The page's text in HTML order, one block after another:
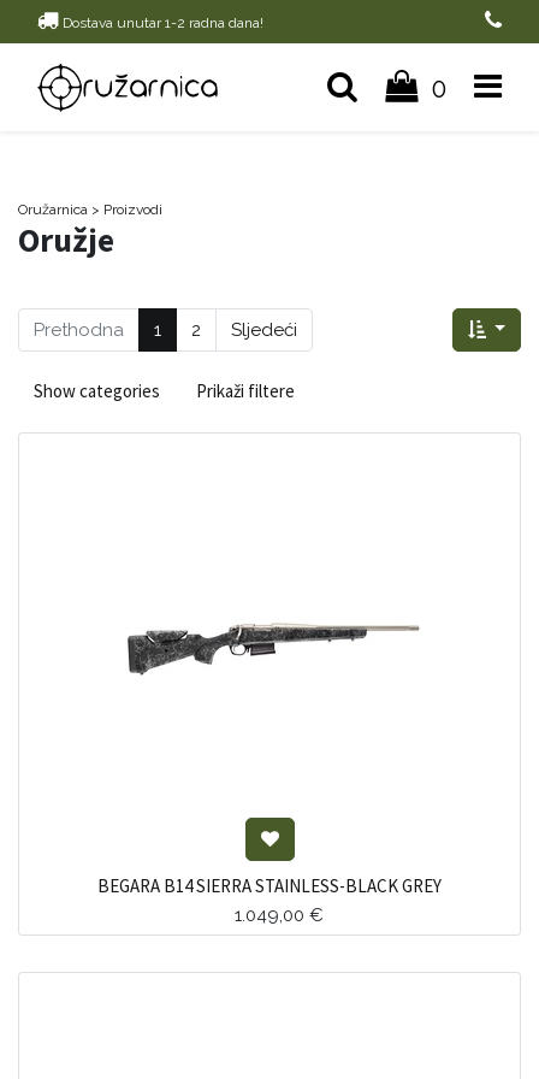
Dostava unutar 1-2 radna dana!
0
Oružarnica > Proizvodi
Oružje
Prethodna 1 2 Sljedeći
Show categories Prikaži filtere
BEGARA B14 SIERRA STAINLESS-BLACK GREY
1.049,00 €